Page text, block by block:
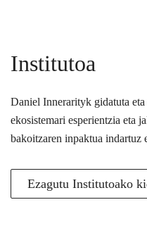
Institutoa
Daniel Innerarityk gidatuta
ekosistemari esperientzia eta
bakoitzaren inpaktua indartuz
Ezagutu Institutoako